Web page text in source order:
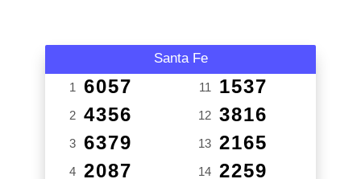
Santa Fe
1 6057
2 4356
3 6379
4 2087
11 1537
12 3816
13 2165
14 2259